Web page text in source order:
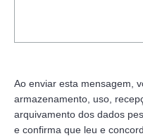
Ao enviar esta mensagem,
armazenamento, uso,
arquivamento dos dados
e confirma que leu e